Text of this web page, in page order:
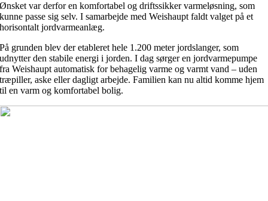
Ønsket var derfor en komfortabel og driftssikker varmeløsning, som
kunne passe sig selv. I samarbejde med Weishaupt faldt valget på et
horisontalt jordvarmeanlæg.
På grunden blev der etableret hele 1.200 meter jordslanger, som
udnytter den stabile energi i jorden. I dag sørger en jordvarmepumpe
fra Weishaupt automatisk for behagelig varme og varmt vand – uden
træpiller, aske eller dagligt arbejde. Familien kan nu altid komme hjem
til en varm og komfortabel bolig.